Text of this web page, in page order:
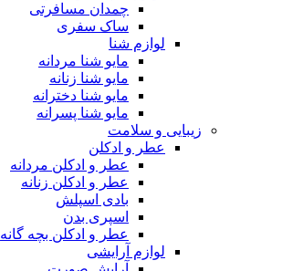
چمدان مسافرتی
ساک سفری
لوازم شنا
مایو شنا مردانه
مایو شنا زنانه
مایو شنا دخترانه
مایو شنا پسرانه
زیبایی و سلامت
عطر و ادکلن
عطر و ادکلن مردانه
عطر و ادکلن زنانه
بادی اسپلش
اسپری بدن
عطر و ادکلن بچه گانه
لوازم آرایشی